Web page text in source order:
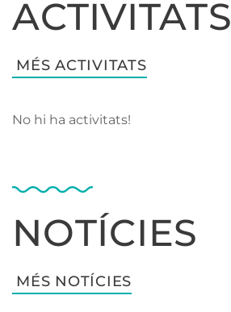
ACTIVITATS
MÉS ACTIVITATS
No hi ha activitats!
NOTÍCIES
MÉS NOTÍCIES